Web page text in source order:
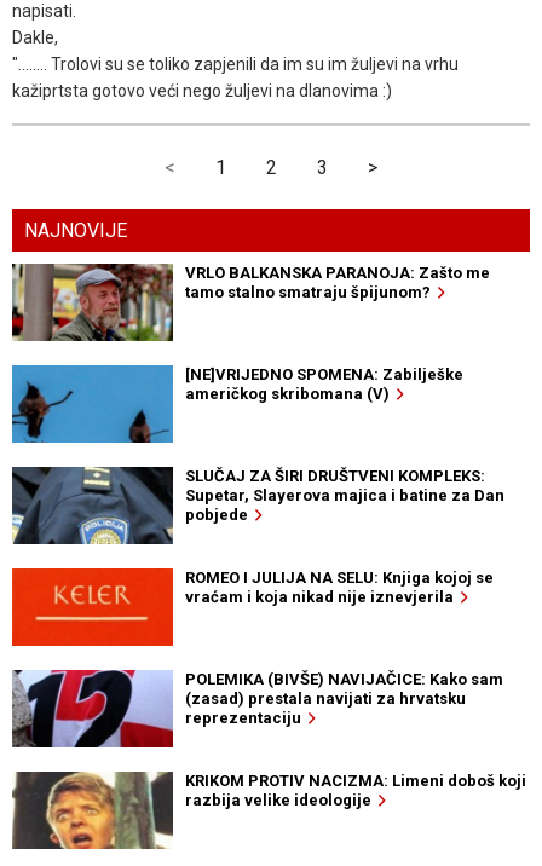
napisati.
Dakle,
"........ Trolovi su se toliko zapjenili da im su im žuljevi na vrhu
kažiprtsta gotovo veći nego žuljevi na dlanovima :)
< 1 2 3 >
NAJNOVIJE
VRLO BALKANSKA PARANOJA: Zašto me
tamo stalno smatraju špijunom?
[NE]VRIJEDNO SPOMENA: Zabilješke
američkog skribomana (V)
SLUČAJ ZA ŠIRI DRUŠTVENI KOMPLEKS:
Supetar, Slayerova majica i batine za Dan
pobjede
ROMEO I JULIJA NA SELU: Knjiga kojoj se
vraćam i koja nikad nije iznevjerila
POLEMIKA (BIVŠE) NAVIJAČICE: Kako sam
(zasad) prestala navijati za hrvatsku
reprezentaciju
KRIKOM PROTIV NACIZMA: Limeni doboš koji
razbija velike ideologije